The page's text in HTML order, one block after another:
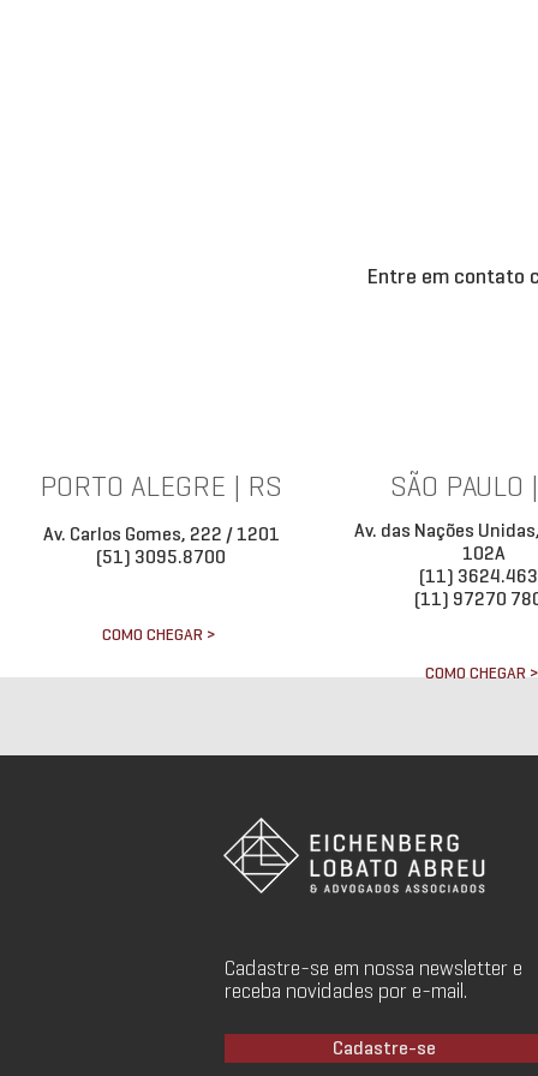
PORTO ALEGRE | RS
Av. Carlos Gomes, 222 / 1201
(51) 3095.8700
COMO CHEGAR >
SÃO PAULO
Av. das Nações
102A
(11)
(11) 97270
COMO CHEGAR >
Entre em contato
Cadastre-se em nossa newsletter e
receba novidades por e-mail.
Cadastre-se